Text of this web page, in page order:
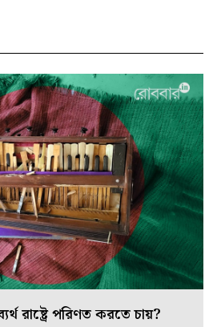
রাষ্ট্রে পরিণত করতে চায়?